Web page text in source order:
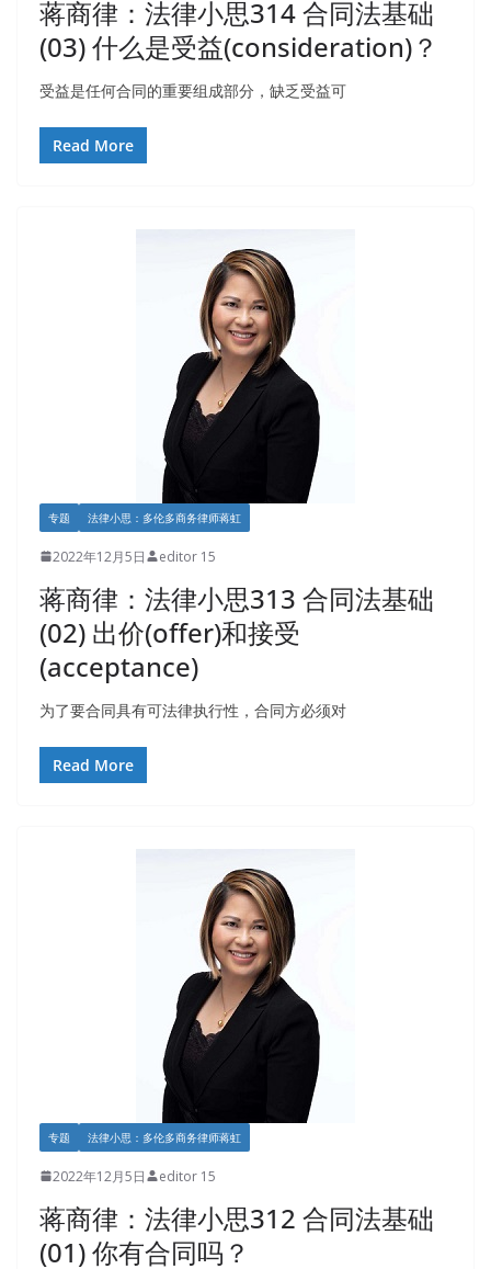
蒋商律：法律小思314 合同法基础
(03) 什么是受益(consideration)？
受益是任何合同的重要组成部分，缺乏受益可
Read More
专题 法律小思：多伦多商务律师蒋虹
2022年12月5日 editor 15
蒋商律：法律小思313 合同法基础
(02) 出价(offer)和接受
(acceptance)
为了要合同具有可法律执行性，合同方必须对
Read More
专题 法律小思：多伦多商务律师蒋虹
2022年12月5日 editor 15
蒋商律：法律小思312 合同法基础
(01) 你有合同吗？